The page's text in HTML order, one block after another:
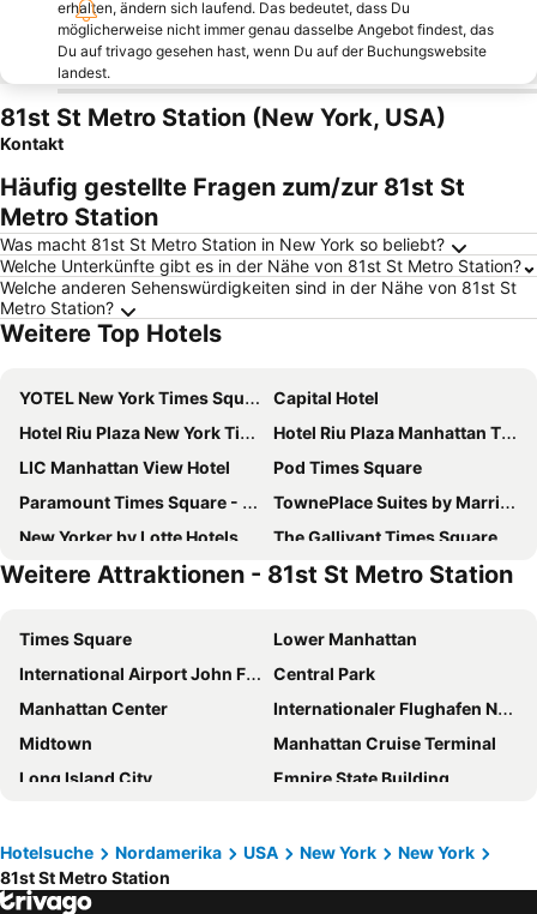
erhalten, ändern sich laufend. Das bedeutet, dass Du
möglicherweise nicht immer genau dasselbe Angebot findest, das
Du auf trivago gesehen hast, wenn Du auf der Buchungswebsite
landest.
81st St Metro Station (New York, USA)
Kontakt
Häufig gestellte Fragen zum/zur 81st St
Metro Station
Was macht 81st St Metro Station in New York so beliebt?
Welche Unterkünfte gibt es in der Nähe von 81st St Metro Station?
Welche anderen Sehenswürdigkeiten sind in der Nähe von 81st St
Metro Station?
Weitere Top Hotels
YOTEL New York Times Square
Capital Hotel
Hotel Riu Plaza New York Times Square
Hotel Riu Plaza Manhattan Times Square
LIC Manhattan View Hotel
Pod Times Square
Paramount Times Square - A Generator Hotel
TownePlace Suites by Marriott New York Long Island City/Manhattan View
New Yorker by Lotte Hotels
The Gallivant Times Square
Holiday Inn New York City - Times Square By Ihg
Residence Inn by Marriott New York JFK Airport
The Leo House
The Manhattan at Times Square Hotel
New York Marriott Marquis
Moxy NYC Times Square
Hampton Inn Manhattan-Chelsea
ROW NYC
Tempo by Hilton New York Times Square
The Plaza
AMTD Idea Tribeca Hotel
Wyndham Garden Chinatown
Sheraton Lincoln Harbor Hotel
Courtyard by Marriott New York Manhattan/Times Square
Pod 51
Weitere Attraktionen - 81st St Metro Station
Times Square
Lower Manhattan
International Airport John F. Kennedy
Central Park
Manhattan Center
Internationaler Flughafen Newark Liberty
Midtown
Manhattan Cruise Terminal
Long Island City
Empire State Building
SoHo
Williamsburg
Chelsea
Hotelsuche Nordamerika USA New York
New York
81st St Metro Station